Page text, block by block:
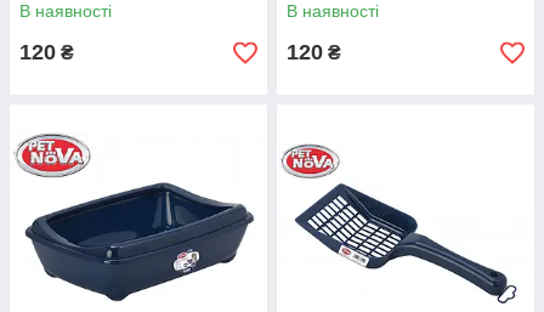
В наявності
120 ₴
В наявності
120 ₴